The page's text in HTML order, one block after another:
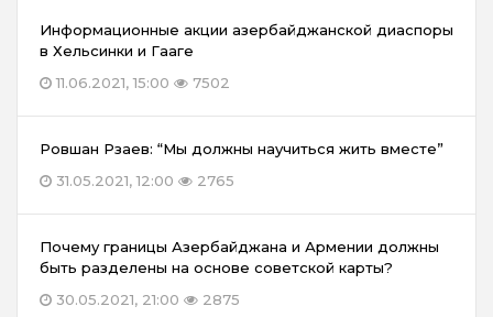
Информационные акции азербайджанской диаспоры
в Хельсинки и Гааге
11.06.2021, 15:00
7502
Ровшан Рзаев: “Мы должны научиться жить вместе”
31.05.2021, 12:00
2765
Почему границы Азербайджана и Армении должны
быть разделены на основе советской карты?
30.05.2021, 21:00
2875